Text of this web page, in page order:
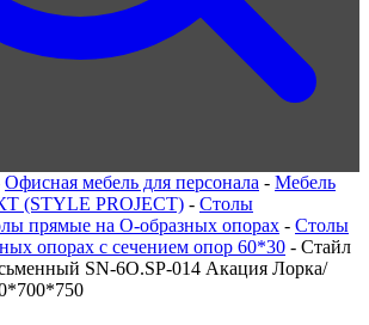
Офисная мебель для персонала - Мебель
PROJECT) - Столы
прямые на О-образных опорах - Столы
опорах с сечением опор 60*30 - Стайл
SN-6O.SP-014 Акация Лорка/